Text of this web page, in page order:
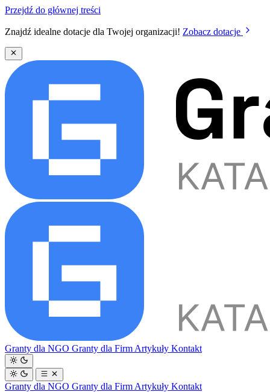
Przejdź do głównej treści
Znajdź idealne dotacje dla Twojej organizacji! Zobacz dotacje
Granty dla NGO Granty dla Firm Artykuły Kontakt
Granty dla NGO Granty dla Firm Artykuły Kontakt